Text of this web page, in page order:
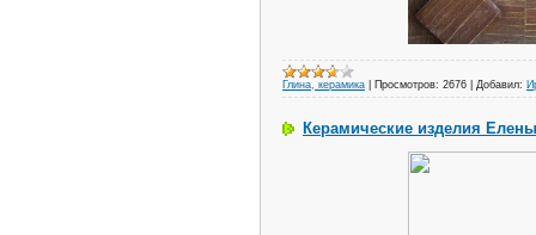
Глина, керамика Просмотров: 2676 Добавил:
Керамические изделия